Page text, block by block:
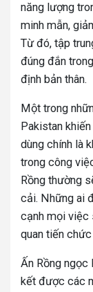
năng lượng
minh mẫn,
Từ đó, tập
đúng đắn
định bản thân.
Một trong
Pakistan
dùng chính là
trong công
Rồng thường
cải. Những ai
cạnh mọi việc
quan tiến
Ấn Rồng ngọc
kết được các